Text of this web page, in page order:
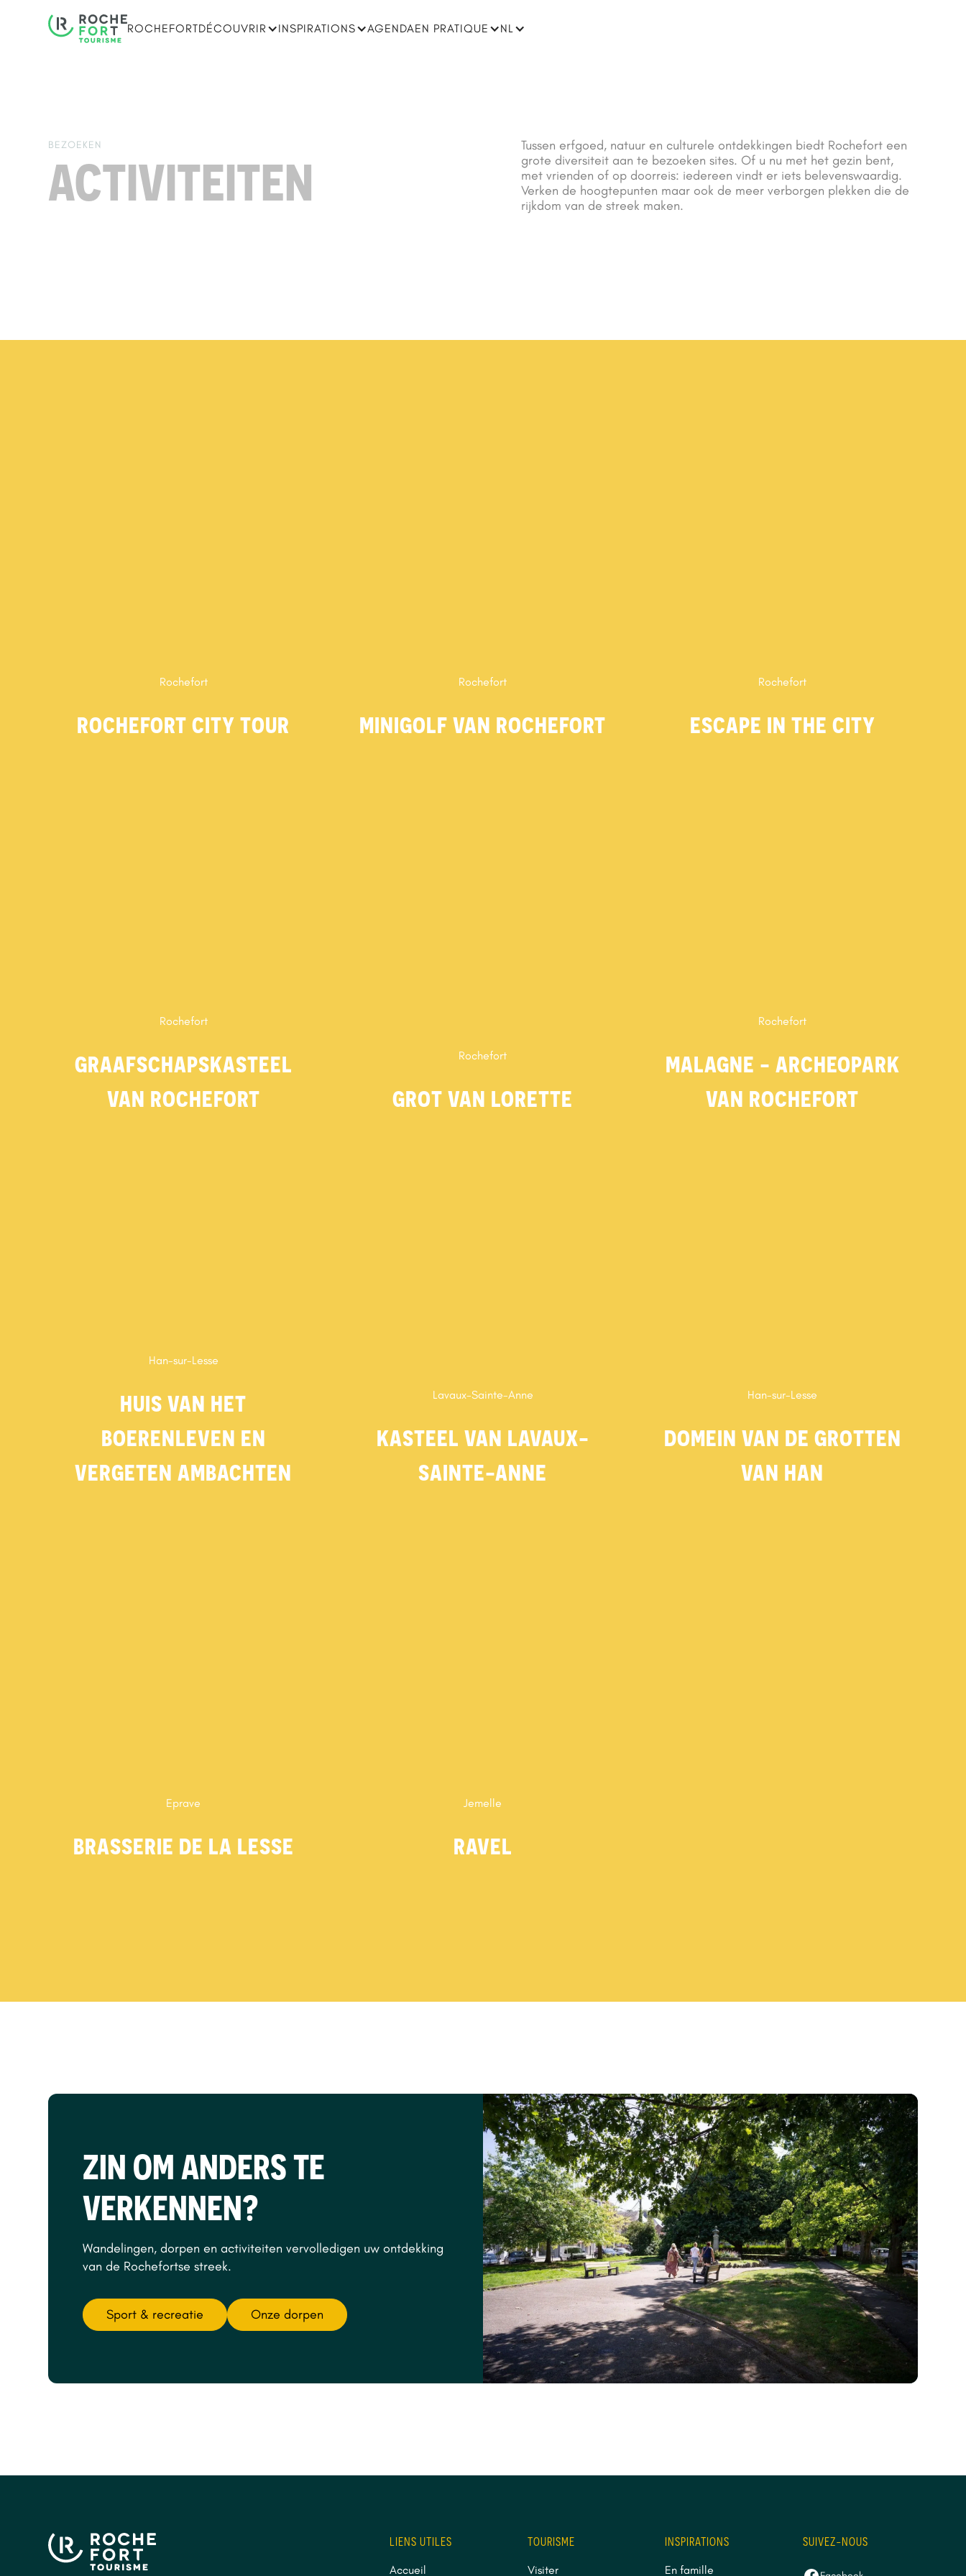
ROCHEFORTDÉCOUVRIR INSPIRATIONS AGENDAEN PRATIQUE NL
BEZOEKEN
ACTIVITEITEN
Tussen erfgoed, natuur en culturele ontdekkingen biedt Rochefort een
grote diversiteit aan te bezoeken sites. Of u nu met het gezin bent,
met vrienden of op doorreis: iedereen vindt er iets belevenswaardig.
Verken de hoogtepunten maar ook de meer verborgen plekken die de
rijkdom van de streek maken.
Rochefort
ROCHEFORT CITY TOUR
Rochefort
MINIGOLF VAN ROCHEFORT
Rochefort
ESCAPE IN THE CITY
Rochefort
GRAAFSCHAPSKASTEEL
VAN ROCHEFORT
Rochefort
GROT VAN LORETTE
Rochefort
MALAGNE - ARCHEOPARK
VAN ROCHEFORT
Han-sur-Lesse
HUIS VAN HET
BOERENLEVEN EN
VERGETEN AMBACHTEN
Lavaux-Sainte-Anne
KASTEEL VAN LAVAUX-
SAINTE-ANNE
Han-sur-Lesse
DOMEIN VAN DE GROTTEN
VAN HAN
Eprave
BRASSERIE DE LA LESSE
Jemelle
RAVEL
ZIN OM ANDERS TE
VERKENNEN?
Wandelingen, dorpen en activiteiten vervolledigen uw ontdekking
van de Rochefortse streek.
Sport & recreatie Onze dorpen
LIENS UTILES
Accueil
TOURISME
Visiter
INSPIRATIONS
En famille
SUIVEZ-NOUS